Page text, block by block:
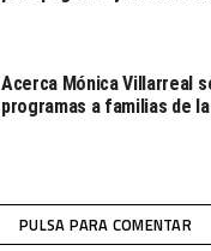
Acerca Mónica Villarreal
programas a familias de
PULSA PARA COMENTAR